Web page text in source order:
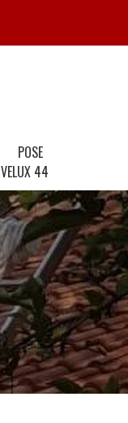
POSE
VELUX 44